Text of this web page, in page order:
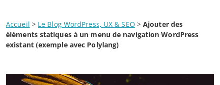
Accueil > Le Blog WordPress, UX & SEO >Ajouter des
éléments statiques à un menu de navigation WordPress
existant (exemple avec Polylang)